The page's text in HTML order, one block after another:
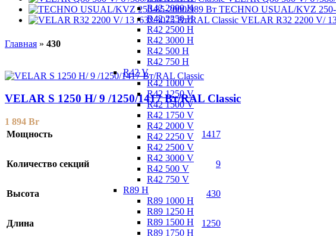
R42 2000 H
R42 2250 H
R42 2500 H
R42 3000 H
R42 500 H
R42 750 H
R42 V
R42 1000 V
R42 1250 V
R42 1500 V
R42 1750 V
R42 2000 V
R42 2250 V
R42 2500 V
R42 3000 V
R42 500 V
R42 750 V
R89 H
R89 1000 H
R89 1250 H
R89 1500 H
R89 1750 H
TECHNO USUAL/KVZ 250-
VELAR R32 2200 V/
Главная » 430
VELAR S 1250 H/ 9 /1250/1417 Вт/RAL Classic
1 894 Br
Мощность
1417
Количество секций 9
Высота 430
Длина 1250